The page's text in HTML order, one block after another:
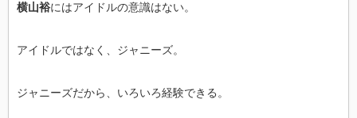
横山裕にはアイドルの意識はない。
アイドルではなく、ジャニーズ。
ジャニーズだから、いろいろ経験できる。